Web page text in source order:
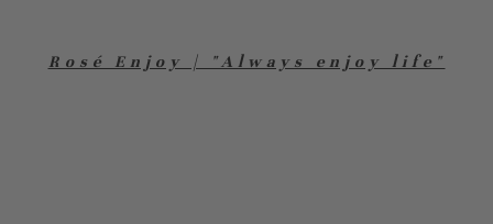
Rosé Enjoy | "Always enjoy life"